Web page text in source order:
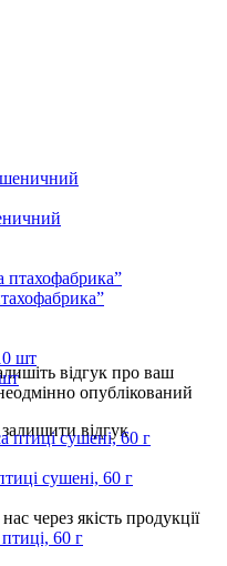
сушені, 60 г
відгук про ваш
опублікований
відгук
через якість продукції